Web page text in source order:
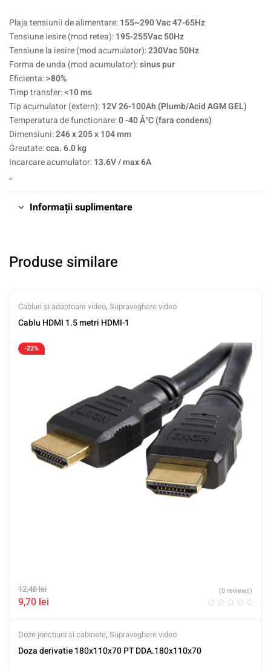
Plaja tensiunii de alimentare:155~290 Vac 47-65Hz
Tensiune iesire (mod retea):195-255Vac 50Hz
Tensiune la iesire (mod acumulator):230Vac 50Hz
Forma de unda (mod acumulator):sinus pur
Eficienta:>80%
Timp transfer:<10 ms
Tip acumulator (extern):12V 26-100Ah (Plumb/Acid AGM GEL)
Temperatura de functionare:0 -40 Â°C (fara condens)
Dimensiuni:246 x 205 x 104 mm
Greutate:cca. 6.0 kg
Incarcare acumulator:13.6V / max 6A
„
Informații suplimentare
Produse similare
Cabluri si adaptoare video, Supraveghere video
Cablu HDMI 1.5 metri HDMI-1
-22%
12,48lei
9,70 lei
(0 reviews)
Doze jonctiuni si cabinete, Supraveghere video
Doza derivatie 180x110x70 PT DDA.180x110x70